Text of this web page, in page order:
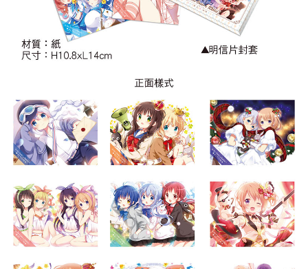
每笔NT$65，满NT$1,300(含以上)免运费
付款後7-11取貨
每笔NT$65，满NT$1,300(含以上)免运费
宅配-離島(澎湖/金門/馬祖)-木棉花樂園專用
每笔NT$220
黑貓宅配-貨到付款
每笔NT$150